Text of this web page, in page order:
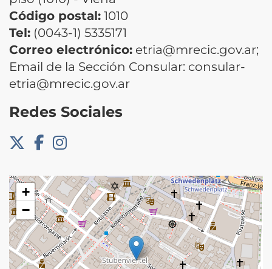
Código postal: 1010
Tel: (0043-1) 5335171
Correo electrónico: etria@mrecic.gov.ar;
Email de la Sección Consular: consular-
etria@mrecic.gov.ar
Redes Sociales
+
−